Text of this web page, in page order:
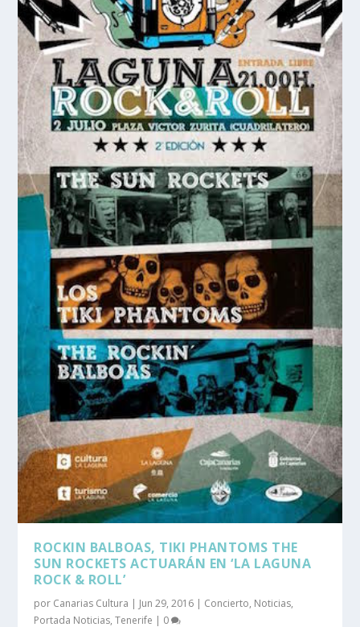
ROCKIN BALBOAS, TIKI PHANTOMS THE
SUN ROCKETS ACTUARÁN EN ‘LA LAGUNA
ROCK & ROLL’
por Canarias Cultura | Jun 29, 2016 | Concierto, Noticias,
Portada Noticias,Tenerife | 0